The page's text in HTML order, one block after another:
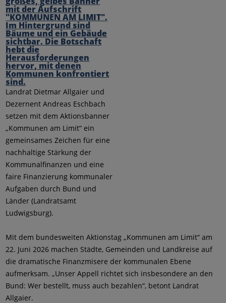
Landrat Dietmar Allgaier und
Dezernent Andreas Eschbach
setzen mit dem Aktionsbanner
„Kommunen am Limit“ ein
gemeinsames Zeichen für eine
nachhaltige Stärkung der
Kommunalfinanzen und eine
faire Finanzierung kommunaler
Aufgaben durch Bund und
Länder (Landratsamt
Ludwigsburg).
Mit dem bundesweiten Aktionstag „Kommunen am Limit“ am
22. Juni 2026 machen Städte, Gemeinden und Landkreise auf
die dramatische Finanzmisere der kommunalen Ebene
aufmerksam. „Unser Appell richtet sich insbesondere an den
Bund: Wer bestellt, muss auch bezahlen“, betont Landrat
Allgaier.